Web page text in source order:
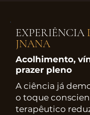
EXPERIÊNCIA
JNANA
Acolhimento,
prazer pleno
A ciência já
o toque
terapêutico